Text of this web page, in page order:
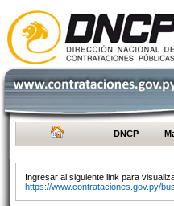
DNCP
Ingresar al siguiente link para
https://www.contrataciones.gov.py/